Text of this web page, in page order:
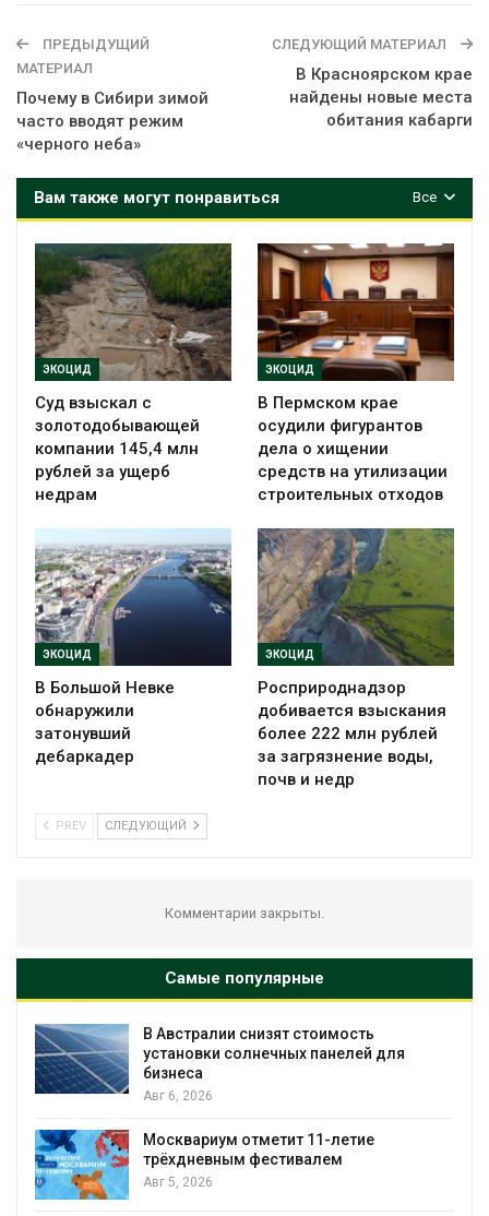
ПРЕДЫДУЩИЙ
МАТЕРИАЛ
Почему в Сибири зимой
часто вводят режим
«черного неба»
СЛЕДУЮЩИЙ МАТЕРИАЛ
В Красноярском крае
найдены новые места
обитания кабарги
Все
Вам также могут понравиться
ЭКОЦИД
Суд взыскал с
золотодобывающей
компании 145,4 млн
рублей за ущерб
недрам
ЭКОЦИД
В Пермском крае
осудили фигурантов
дела о хищении
средств на утилизации
строительных отходов
ЭКОЦИД
В Большой Невке
обнаружили
затонувший
дебаркадер
ЭКОЦИД
Росприроднадзор
добивается взыскания
более 222 млн рублей
за загрязнение воды,
почв и недр
PREV СЛЕДУЮЩИЙ
Комментарии закрыты.
Самые популярные
В Австралии снизят стоимость
установки солнечных панелей для
бизнеса
Авг 6, 2026
Москвариум отметит 11-летие
трёхдневным фестивалем
Авг 5, 2026